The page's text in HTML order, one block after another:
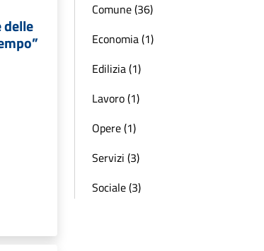
delle
Comune (36)
Economia (1)
Edilizia (1)
Lavoro (1)
Opere (1)
Servizi (3)
Sociale (3)